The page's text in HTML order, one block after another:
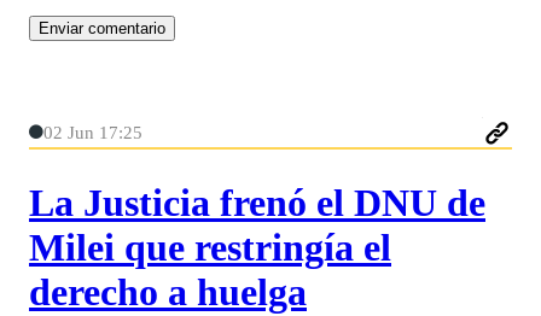
02 Jun 17:25
La Justicia frenó el DNU de
Milei que restringía el
derecho a huelga